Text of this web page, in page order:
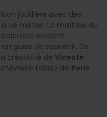
joaillière avec des
ce métier. La maîtrise du
rendent
guise de souvenir. De
créativité de Vicente
fallera de Peris